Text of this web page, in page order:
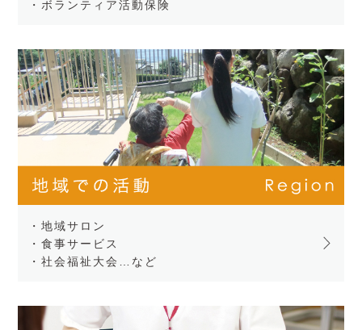
・ボランティア活動保険
・地域サロン
・食事サービス
・社会福祉大会…など